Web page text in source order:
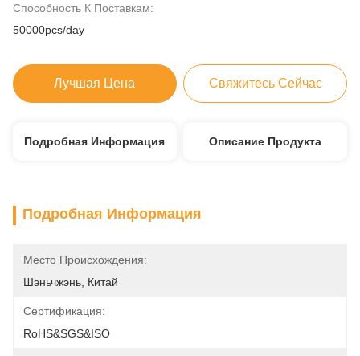
Способность К Поставкам:
50000pcs/day
Лучшая Цена Свяжитесь Сейчас
Подробная Информация Описание Продукта
Подробная Информация
Место Происхождения:
Шэньчжэнь, Китай
Сертификация:
RoHS&SGS&ISO